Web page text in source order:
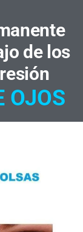
de los
OJOS